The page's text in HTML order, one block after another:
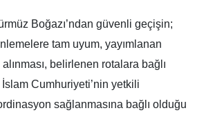
Boğazı’ndan güvenli geçişin;
tam uyum, yayımlanan
alınması, belirlenen rotalara bağlı
İslam Cumhuriyeti’nin yetkili
sağlanmasına bağlı olduğu